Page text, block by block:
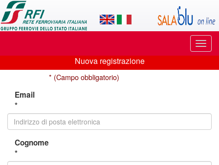
Applicazione
SalaBlu
Online
di
Ferroviaria
Italiana
di
Nuova
registrazione
Nuova registrazione
* (Campo obbligatorio)
Email
*
Cognome
*